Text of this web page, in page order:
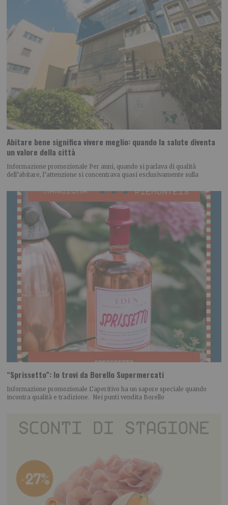
Abitare bene significa vivere meglio: quando la salute diventa
un valore della città
Informazione promozionale Per anni, quando si parlava di qualità
dell’abitare, l’attenzione si concentrava quasi esclusivamente sulla
“Sprissetto”: lo trovi da Borello Supermercati
Informazione promozionale L’aperitivo ha un sapore speciale quando
incontra qualità e tradizione. Nei punti vendita Borello